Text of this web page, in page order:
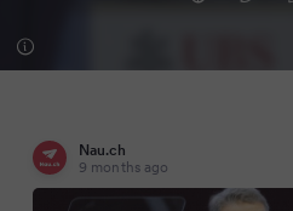
Nau.ch
9 months ago